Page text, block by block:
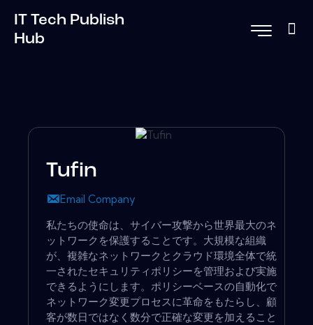
IT Tech Publish
Hub
Tufin
Email Company
私たちの使命は、サイバー攻撃から世界最大のネ
ットワークを保護することです。大規模な組織
が、複雑なネットワークとクラウド環境全体で統
一されたセキュリティポリシーを管理および実施
できるようにします。ポリシーベースの自動化で
ネットワーク変更プロセスに革命をもたらし、顧
客が数日ではなく数分で正確な変更を加えること